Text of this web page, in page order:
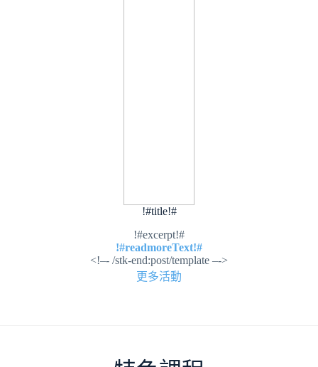
!#title!#
!#excerpt!#
!#readmoreText!#
<!–- /stk-end:post/template –->
更多活動